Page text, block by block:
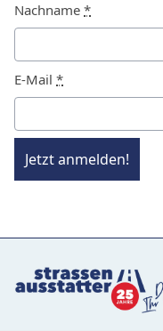
Nachname *
E-Mail *
Jetzt anmelden!